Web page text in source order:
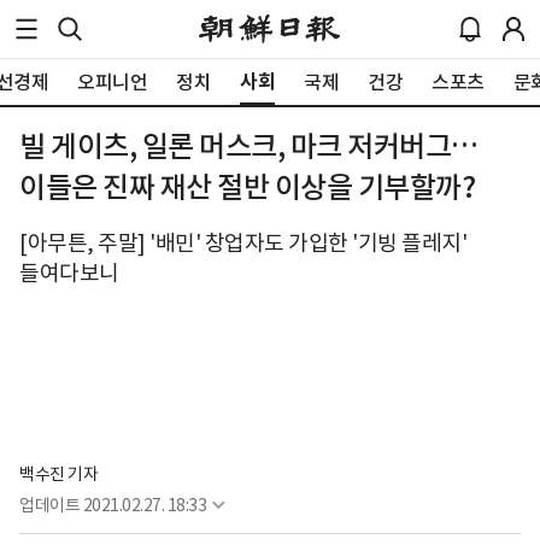
경제 오피니언 정치 사회 국제 건강 스포츠 문
빌 게이츠, 일론 머스크, 마크 저커버그…
이들은 진짜 재산 절반 이상을 기부할까?
[아무튼, 주말] '배민' 창업자도 가입한 '기빙 플레지'
들여다보니
백수진 기자
업데이트 2021.02.27. 18:33